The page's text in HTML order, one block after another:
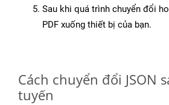
Sau khi quá trình chuyển đổi
PDF xuống thiết bị của bạn.
Cách chuyển đổi JSON
tuyến